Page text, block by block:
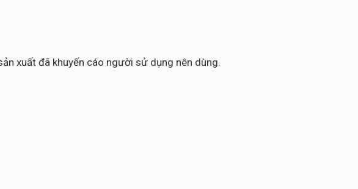
xuất đã khuyến cáo người sử dụng nên dùng.